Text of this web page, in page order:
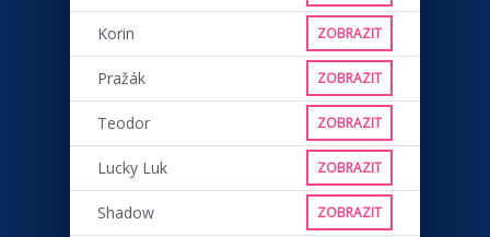
Korin ZOBRAZIT
Pražák ZOBRAZIT
Teodor ZOBRAZIT
Lucky Luk ZOBRAZIT
Shadow ZOBRAZIT